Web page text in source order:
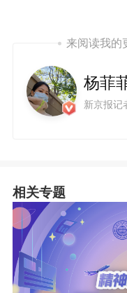
来阅读我的
杨菲
新京报记
相关专题